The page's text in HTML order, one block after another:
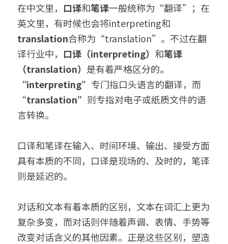
口译同传
银行流水
出生证结婚证
无犯罪记录证明
病历处方笺
在职证明与工作证明翻译
企业商务与出海案例
医学病历翻译案例
口译同传案例
留学移民材料指南
企业商务与出海指南
医学病历翻译指南
口译同传指南
翻译盖章与交付指南
法语西班牙语翻译意大利语翻译
日语翻译韩语翻译
俄语翻译波兰语翻译
泰语老挝语等小语种
公司介绍
城市服务
成都翻译服务
西安翻译服务
重庆翻译服务
翻译资质
合作客户
发送文件获取报价
在中文里， 口译和笔译一般统称为“翻译”；在
英文里， 有时候也会将interpreting和
translation合称为“translation”。不过在翻
译行业中， 口译（interpreting） 和笔译
（translation） 是有着严格区分的。
“interpreting” 专门指口头语言的翻译，而
“translation” 则专指对电子或纸质文件的语
言转换。
口译和笔译在输入、时间环境、输出、接受方面
具有本质的不同，口译是现场的、及时的，笔译
则是延迟的。
对话和文本有着本质的区别，文本在词汇上更为
复杂多变，而对话则伴随着声调、表情、手势等
改变对话含义的其他因素。正是这些区别，塑造